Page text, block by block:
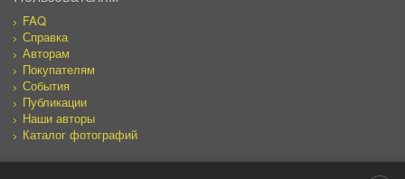
FAQ
Справка
Авторам
Покупателям
События
Публикации
Наши авторы
Каталог фотографий